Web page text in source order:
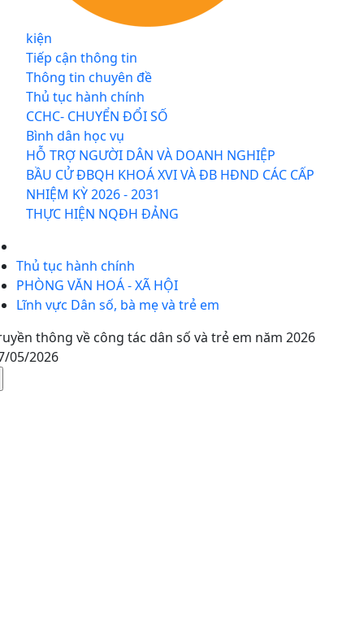
kiện
Tiếp cận thông tin
Thông tin chuyên đề
Thủ tục hành chính
CCHC- CHUYỂN ĐỔI SỐ
Bình dân học vụ
HỖ TRỢ NGƯỜI DÂN VÀ DOANH NGHIỆP
BẦU CỬ ĐBQH KHOÁ XVI VÀ ĐB HĐND CÁC CẤP
NHIỆM KỲ 2026 - 2031
THỰC HIỆN NQĐH ĐẢNG
Thủ tục hành chính
PHÒNG VĂN HOÁ - XÃ HỘI
Lĩnh vực Dân số, bà mẹ và trẻ em
thông về công tác dân số và trẻ em năm 2026
05/2026